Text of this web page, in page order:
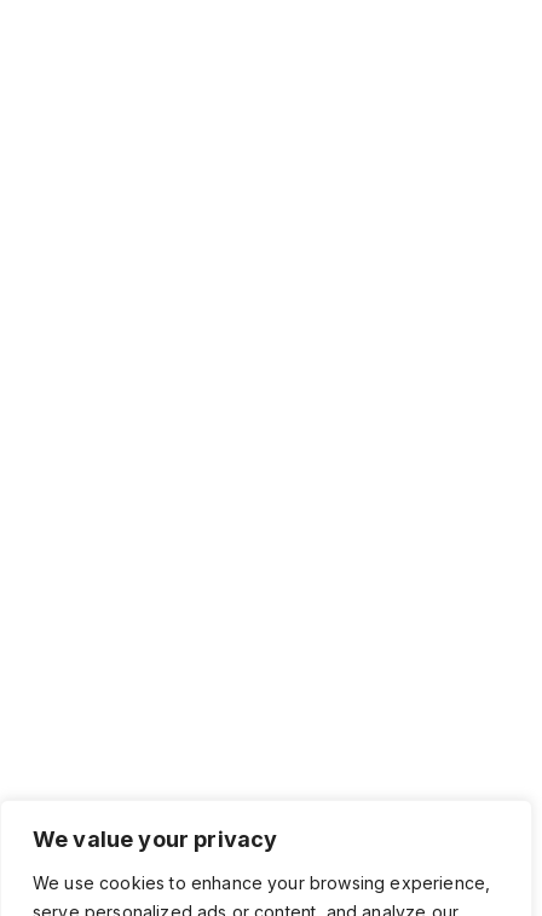
We value your privacy
We use cookies to enhance your browsing experience,
serve personalized ads or content, and analyze our